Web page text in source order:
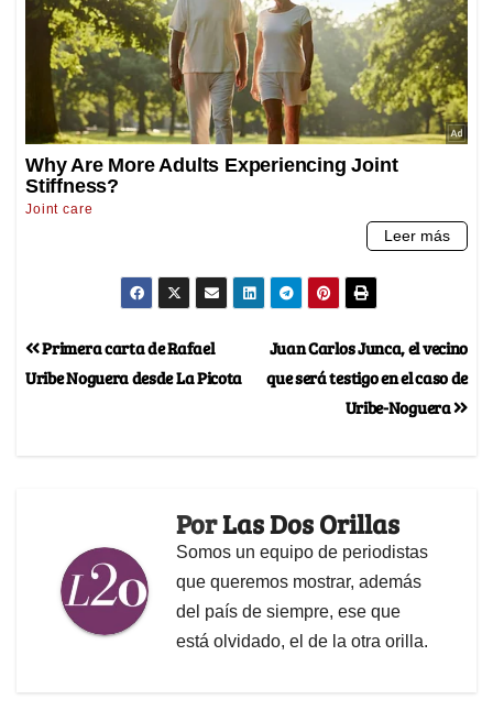
Juan Carlos Junca, el vecino
que será testigo en el caso de
Uribe-Noguera
Primera carta de Rafael
Uribe Noguera desde La Picota
PorLas Dos Orillas
Somos un equipo de periodistas
que queremos mostrar, además
del país de siempre, ese que
está olvidado, el de la otra orilla.